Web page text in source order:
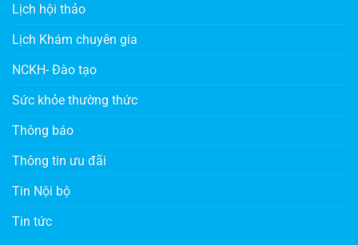
Lịch hội thảo
Lịch Khám chuyên gia
NCKH- Đào tạo
Sức khỏe thường thức
Thông báo
Thông tin ưu đãi
Tin Nội bộ
Tin tức